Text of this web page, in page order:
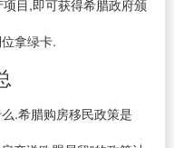
目,即可获得希腊政府颁
拿绿卡.
.希腊购房移民政策是